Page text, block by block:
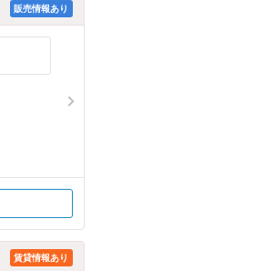
販売情報あり
賃貸情報あり